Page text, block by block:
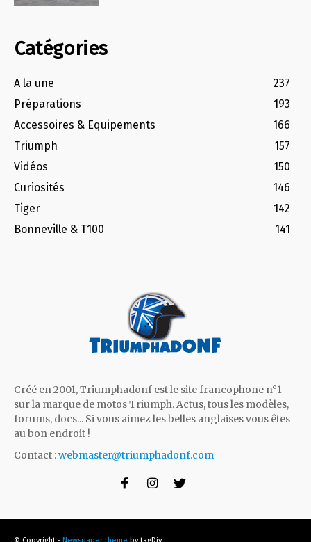
Catégories
A la une
237
Préparations
193
Accessoires & Equipements
166
Triumph
157
Vidéos
150
Curiosités
146
Tiger
142
Bonneville & T100
141
Créé en 2001, Triumphadonf est le site francophone n°1
sur la marque de motos Triumph. Actus, tous les modèles,
forums, docs... Si vous aimez les belles anglaises vous êtes
au bon endroit !
Contact :webmaster@triumphadonf.com